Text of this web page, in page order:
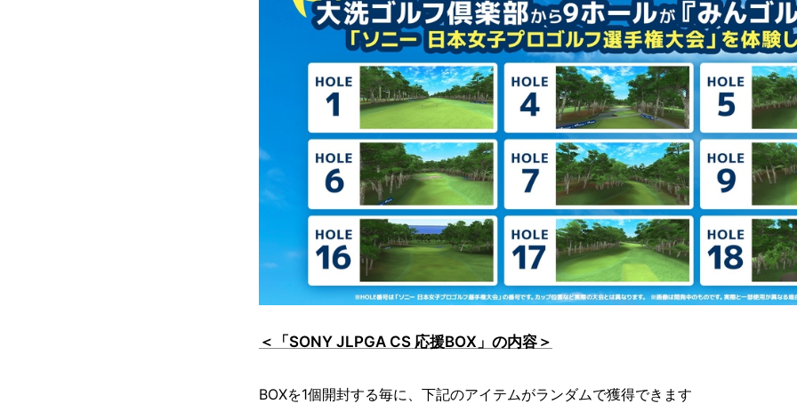
＜「SONY JLPGA CS 応援BOX」の内容＞
BOXを1個開封する毎に、下記のアイテムがランダムで獲得できます